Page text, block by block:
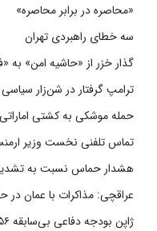
«محاصره در برابر محاصره»
سه خطای راهبردی تهران
گذار خزر از «حاشیه امن» به
ترامپ گرفتار در شن‌زار سیاسی
حمله موشکی به کشتی
تماس تلفنی نخست وزیر
هشدار حماس نسبت به
عراقچی: مذاکرات با عمان در
ژاپن بودجه دفاعی بی‌سابقه ۵۶ میلیارد دلاری را در نظر دارد